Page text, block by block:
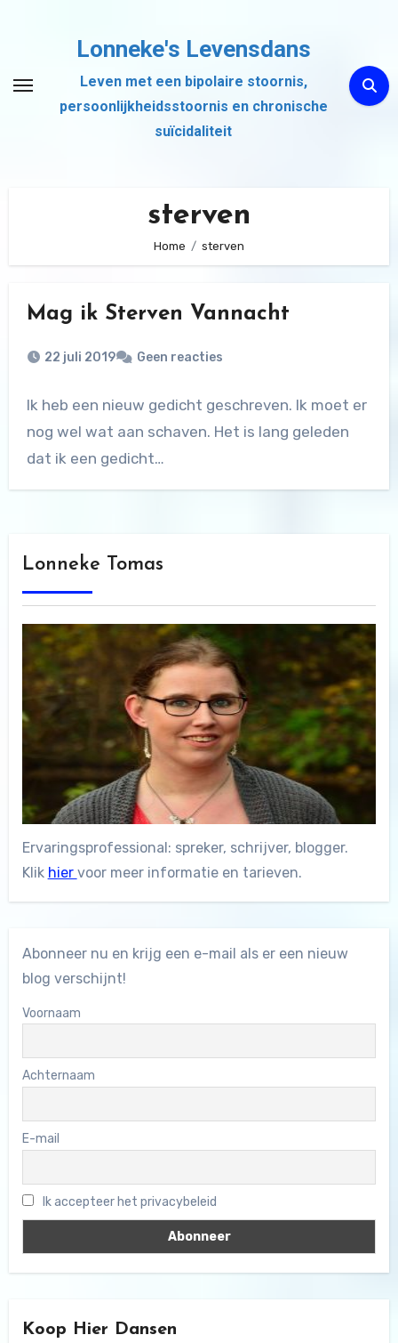
inhoud
Lonneke's Levensdans
Leven met een bipolaire stoornis,
persoonlijkheidsstoornis en chronische
suïcidaliteit
sterven
Home sterven
Mag ik Sterven Vannacht
22 juli 2019 Geen reacties
Ik heb een nieuw gedicht geschreven. Ik moet er
nog wel wat aan schaven. Het is lang geleden
dat ik een gedicht…
Lonneke Tomas
Ervaringsprofessional: spreker, schrijver, blogger.
Klik hier voor meer informatie en tarieven.
Abonneer nu en krijg een e-mail als er een nieuw
blog verschijnt!
Voornaam
Achternaam
E-mail
Ik accepteer het privacybeleid
Koop Hier Dansen